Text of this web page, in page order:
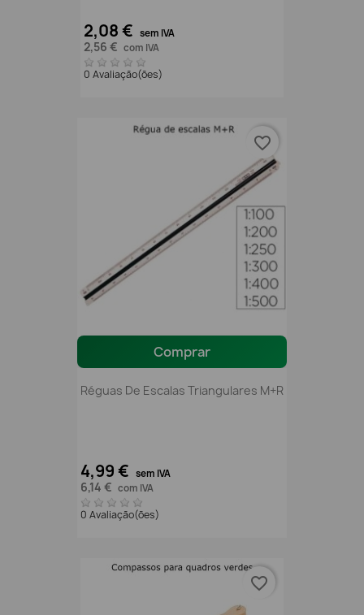
2,08 € sem IVA
2,56 € com IVA
0 Avaliação(ões)
Comprar
Réguas De Escalas Triangulares M+R
4,99 € sem IVA
6,14 € com IVA
0 Avaliação(ões)
favorite_border
favorite_border